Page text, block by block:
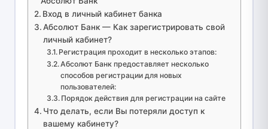
Вход в личный кабинет банка
Абсолют Банк — Как зарегистрировать свой
личный кабинет?
Регистрация проходит в несколько этапов:
Абсолют Банк предоставляет несколько
способов регистрации для новых
пользователей:
Порядок действия для регистрации на сайте
Что делать, если Вы потеряли доступ к
вашему кабинету?